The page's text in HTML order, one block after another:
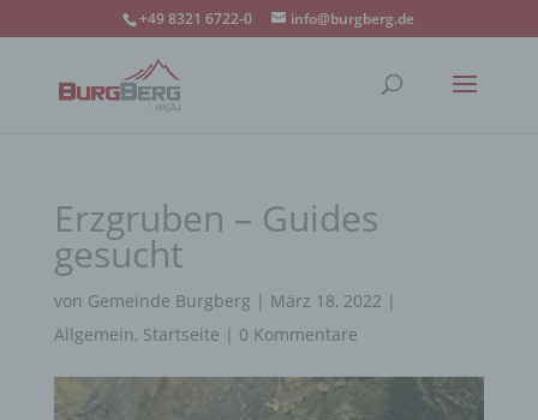
+49 8321 6722-0 info@burgberg.de
Erzgruben – Guides
gesucht
von Gemeinde Burgberg | März 18, 2022 |
Allgemein, Startseite | 0 Kommentare